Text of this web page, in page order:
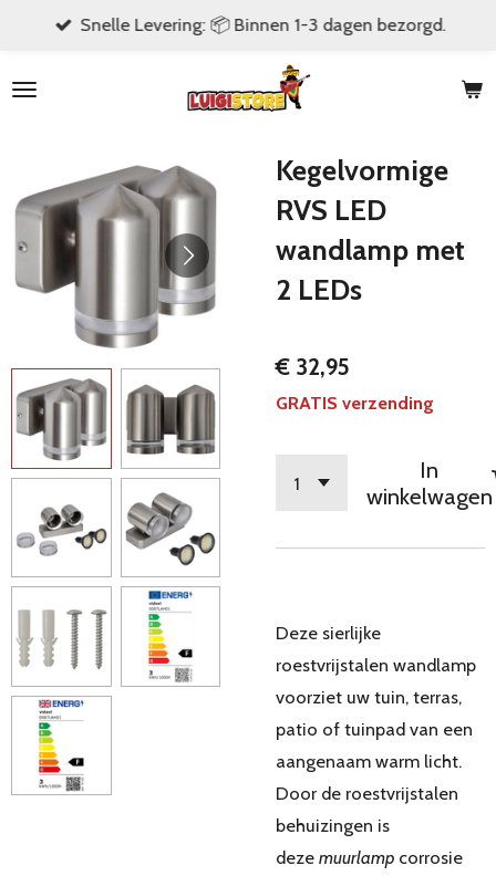
naar
Snelle Levering: 📦 Binnen 1-3 dagen bezorgd.
Kegelvormige
RVS LED
wandlamp met
2 LEDs
€ 32,95
GRATIS verzending
In
winkelwagen
Deze sierlijke
roestvrijstalen wandlamp
voorziet uw tuin, terras,
patio of tuinpad van een
aangenaam warm licht.
Door de roestvrijstalen
behuizingen is
deze muurlamp corrosie